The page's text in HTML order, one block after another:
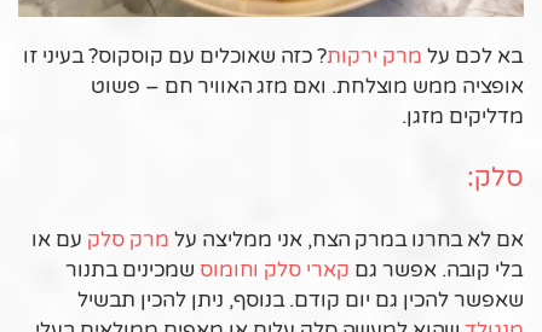
בא לכם על מרק ירקות? כזה שאוכלים עם קוסקוס? בעיני זו
אופציה ממש מוצלחת. ואם מזג האוויר חם – פשוט
מדליקים מזגן.
סלק:
אם לא בחרנו במרק הצח, אני ממליצה על מרק סלק עם או
בלי קובה. אפשר גם קארי סלק וחומוס שמכינים בתנור
שאפשר להכין גם יום קודם. בנוסף, ניתן להכין תבשיל